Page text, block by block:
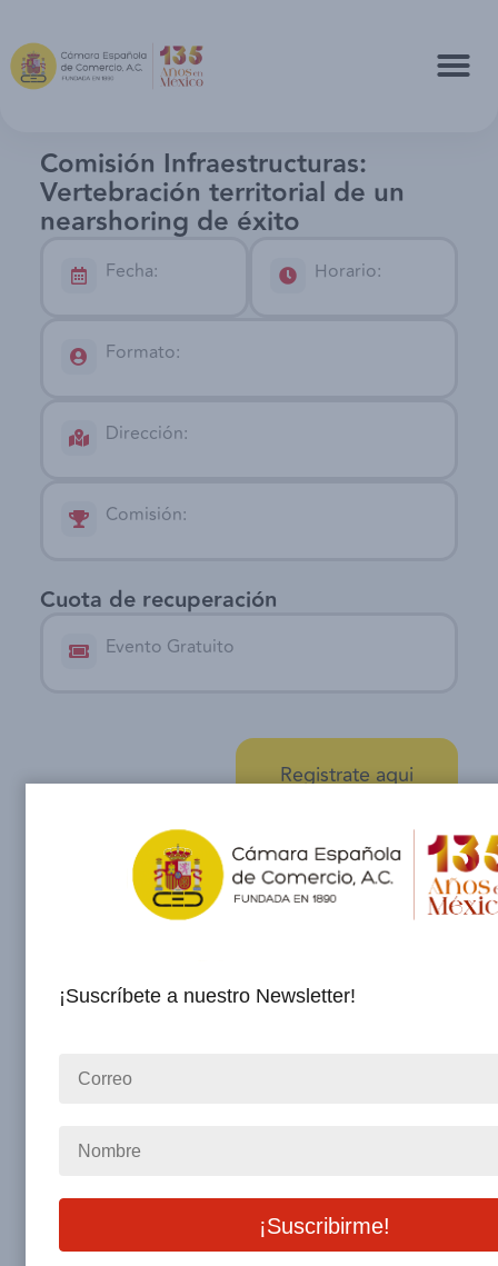
Comisión Infraestructuras:
Vertebración territorial de un
nearshoring de éxito
Fecha: Horario:
Formato:
Dirección:
Comisión:
Cuota de recuperación
Evento Gratuito
Registrate aqui
¡Suscríbete a nuestro Newsletter!